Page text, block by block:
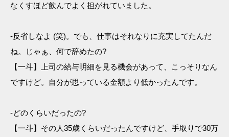
なくすほど飲んでよく担がれていました。
-反省しなよ (笑)。でも、仕事はそれなりに充実してたんだ
ね。じゃぁ、何で辞めたの?
【一斗】上司の給与明細を見る機会があって、こっそりなん
ですけど。自分が思っている金額より低かったんです。
-どのくらいだったの?
【一斗】その人35歳くらいだったんですけど、手取りで30万